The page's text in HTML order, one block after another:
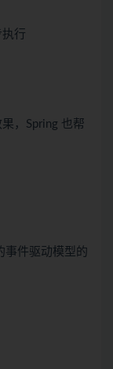
行
，Spring 也帮
事件驱动模型的